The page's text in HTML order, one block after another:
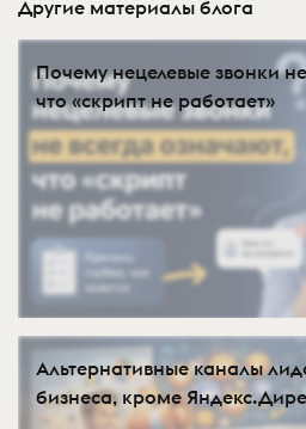
Другие материалы блога
Почему нецелевые звонки
что «скрипт не работает»
Альтернативные каналы
бизнеса, кроме